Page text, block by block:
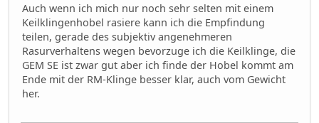
Auch wenn ich mich nur noch sehr selten mit einem
Keilklingenhobel rasiere kann ich die Empfindung
teilen, gerade des subjektiv angenehmeren
Rasurverhaltens wegen bevorzuge ich die Keilklinge, die
GEM SE ist zwar gut aber ich finde der Hobel kommt am
Ende mit der RM-Klinge besser klar, auch vom Gewicht
her.